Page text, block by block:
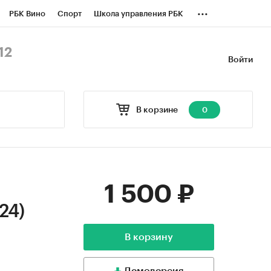
РБК Вино Спорт Школа управления РБК ...
Войти
В корзине 0
1 500 ₽
В корзину